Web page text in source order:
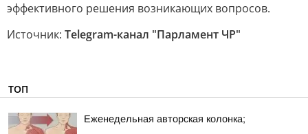
эффективного решения возникающих вопросов.
Источник: Telegram-канал "Парламент ЧР"
ТОП
Еженедельная авторская колонка;